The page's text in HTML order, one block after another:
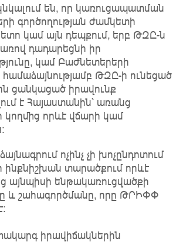
են, որ կառուցապատման
գործողության ժամկետի
կամ այն դեպքում, երբ ԹԶԸ-ն
դադարեցնի իր
կամ Բաժնետերերի
ԹԶԸ-ի ունեցած
ցանկացած իրավունք
է Հայաստանին՝ առանց
որևէ վճարի կամ
ոչինչ չի խոչընդոտում
ինքնիշխան տարածքում որևէ
այնպիսի ենթակառուցվածքի
և շահագործմանը, որը ԹՐԻՓՓ
իրավիճակներին